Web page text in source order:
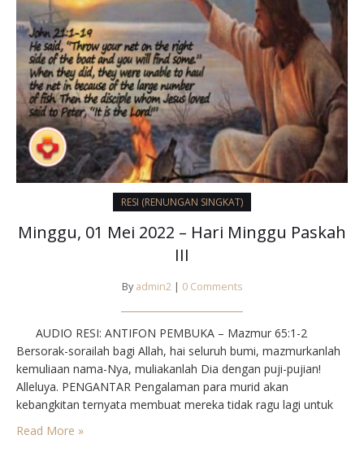
RESI (RENUNGAN SINGKAT)
Minggu, 01 Mei 2022 – Hari Minggu Paskah
III
By admin2 | 0 Comments
AUDIO RESI: ANTIFON PEMBUKA – Mazmur 65:1-2
Bersorak-sorailah bagi Allah, hai seluruh bumi, mazmurkanlah
kemuliaan nama-Nya, muliakanlah Dia dengan puji-pujian!
Alleluya. PENGANTAR Pengalaman para murid akan
kebangkitan ternyata membuat mereka tidak ragu lagi untuk
memberikan kesaksian. Tidak merasa takut untuk mengatakan
Read More »